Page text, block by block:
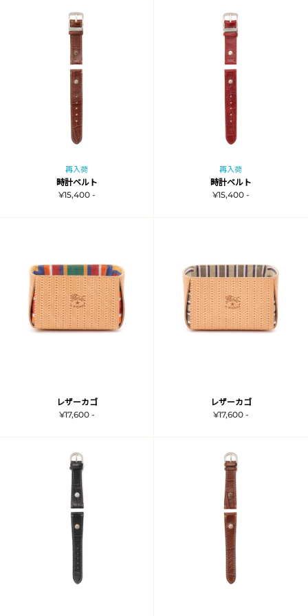
再入荷
時計ベルト
¥15,400 -
再入荷
時計ベルト
¥15,400 -
レザーカゴ
¥17,600 -
レザーカゴ
¥17,600 -